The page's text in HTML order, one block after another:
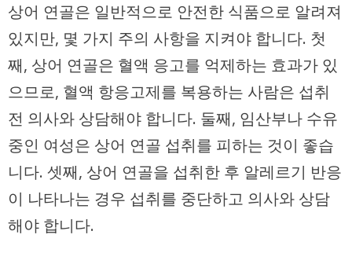
상어 연골은 일반적으로 안전한 식품으로 알려져
있지만, 몇 가지 주의 사항을 지켜야 합니다. 첫
째, 상어 연골은 혈액 응고를 억제하는 효과가 있
으므로, 혈액 항응고제를 복용하는 사람은 섭취
전 의사와 상담해야 합니다. 둘째, 임산부나 수유
중인 여성은 상어 연골 섭취를 피하는 것이 좋습
니다. 셋째, 상어 연골을 섭취한 후 알레르기 반응
이 나타나는 경우 섭취를 중단하고 의사와 상담
해야 합니다.